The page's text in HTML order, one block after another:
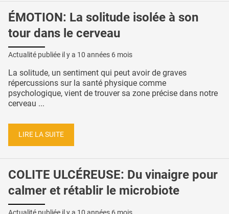
ÉMOTION: La solitude isolée à son
tour dans le cerveau
Actualité publiée il y a 10 années 6 mois
La solitude, un sentiment qui peut avoir de graves
répercussions sur la santé physique comme
psychologique, vient de trouver sa zone précise dans notre
cerveau ...
LIRE LA SUITE
COLITE ULCÉREUSE: Du vinaigre pour
calmer et rétablir le microbiote
Actualité publiée il y a 10 années 6 mois